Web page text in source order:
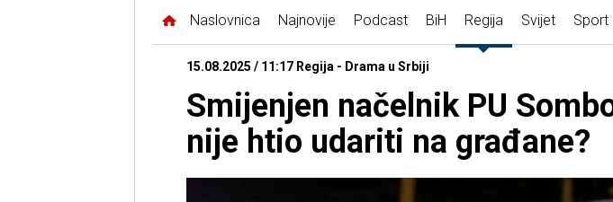
Naslovnica Najnovije Podcast BiH Regija Svijet Sport
15.08.2025 / 11:17 Regija - Drama u Srbiji
Smijenjen načelnik PU
nije htio udariti na građane?